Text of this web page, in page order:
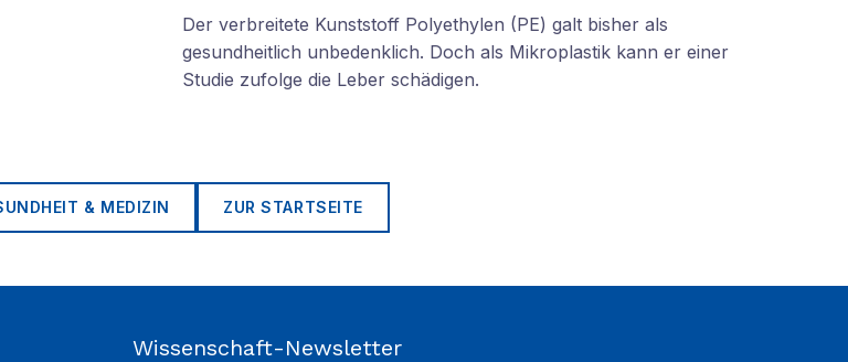
Der verbreitete Kunststoff Polyethylen (PE) galt bisher als
gesundheitlich unbedenklich. Doch als Mikroplastik kann er einer
Studie zufolge die Leber schädigen.
& MEDIZIN ZUR STARTSEITE
Wissenschaft-Newsletter